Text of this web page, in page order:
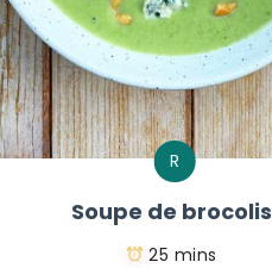
R
Soupe de brocolis
25 mins